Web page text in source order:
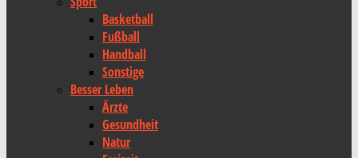
Basketball
Fußball
Handball
Sonstige
Besser Leben
Ärzte
Gesundheit
Natur